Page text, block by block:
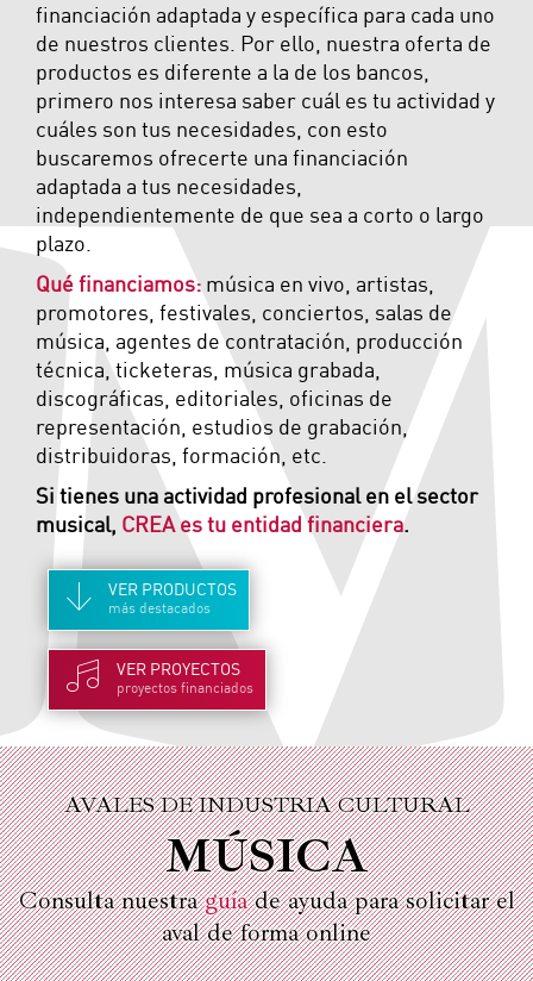
financiación adaptada y específica para cada uno
de nuestros clientes. Por ello, nuestra oferta de
productos es diferente a la de los bancos,
primero nos interesa saber cuál es tu actividad y
cuáles son tus necesidades, con esto
buscaremos ofrecerte una financiación
adaptada a tus necesidades,
independientemente de que sea a corto o largo
plazo.
Qué financiamos: música en vivo, artistas,
promotores, festivales, conciertos, salas de
música, agentes de contratación, producción
técnica, ticketeras, música grabada,
discográficas, editoriales, oficinas de
representación, estudios de grabación,
distribuidoras, formación, etc.
Si tienes una actividad profesional en el sector
musical, CREA es tu entidad financiera.
VER PRODUCTOS
más destacados
VER PROYECTOS
proyectos financiados
AVALES DE INDUSTRIA CULTURAL
MÚSICA
Consulta nuestraguíade ayuda para solicitar el
aval de forma online